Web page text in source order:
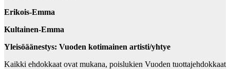
Erikois-Emma
Kultainen-Emma
Yleisöäänestys: Vuoden kotimainen artisti/yhtye
Kaikki ehdokkaat ovat mukana, poislukien Vuoden tuottajehdokkaat